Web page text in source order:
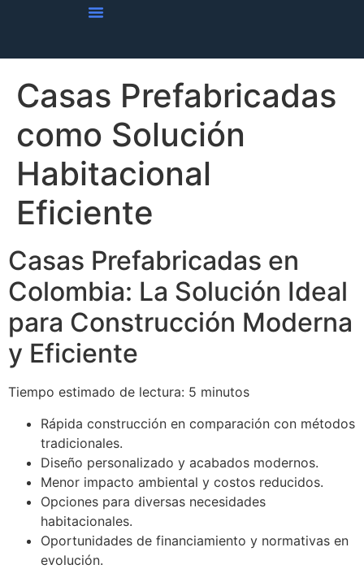
Casas Prefabricadas
como Solución
Habitacional
Eficiente
Casas Prefabricadas en
Colombia: La Solución Ideal
para Construcción Moderna
y Eficiente
Tiempo estimado de lectura: 5 minutos
Rápida construcción en comparación con métodos
tradicionales.
Diseño personalizado y acabados modernos.
Menor impacto ambiental y costos reducidos.
Opciones para diversas necesidades
habitacionales.
Oportunidades de financiamiento y normativas en
evolución.